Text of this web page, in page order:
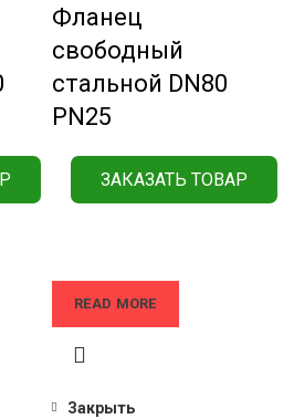
Фланец
свободный
стальной DN80
РN25
ЗАКАЗАТЬ ТОВАР
READ MORE
Закрыть